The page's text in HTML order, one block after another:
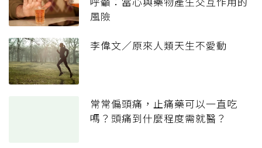
風險
李偉文／原來人類天生不愛動
常常偏頭痛，止痛藥可以一直吃
嗎？頭痛到什麼程度需就醫？